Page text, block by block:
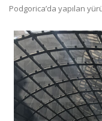
Podgorica’da yapılan